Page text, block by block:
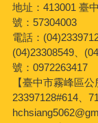
地址：413001 臺
號：57304003
電話：
(04)23308549、
號：0972263417
【臺中市霧峰區
23397128#614、